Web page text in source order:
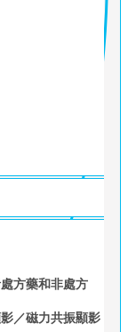
方藥和非處方
／磁力共振顯影